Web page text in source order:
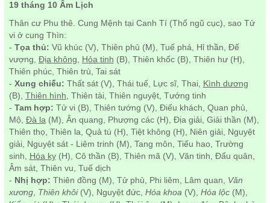
19 tháng 10 Âm Lịch
Thân cư Phu thê. Cung Mệnh tại Canh Tí (Thổ ngũ cục), sao Tử
vi ở cung Thìn:
- Tọa thủ: Vũ khúc (V), Thiên phủ (M), Tuế phá, Hỉ thần, Đế
vượng, Địa không Hỏa tinh (B), Thiên khốc (B), Thiên hư (H),
Thiên phúc, Thiên trù, Tai sát
- Xung chiếu: Thất sát (V), Thái tuế, Lực sĩ, Thai, Kình dương
(B), Thiên hình , Thiên tài, Thiên nguyệt, Tướng tinh
- Tam hợp: Tử vi (B), Thiên tướng (V), Điếu khách, Quan phủ,
Mộ, Đà la (M), Ân quang, Phượng các (H), Địa giải, Giải thần (M),
Thiên thọ, Thiên la, Quả tú (H), Tiệt không (H), Niên giải, Nguyệt
giải, Nguyệt sát - Liêm trinh (M), Tang môn, Tiểu hao, Trường
sinh, Hóa kỵ(H), Cô thần (B), Thiên mã (V), Văn tinh, Đẩu quân,
Âm sát, Thiên vu, Tuế dịch
- Nhị hợp: Thiên đồng (M), Tử phù, Phi liêm, Lâm quan, Văn
xương, Thiên khôi(V), Nguyệt đức, Hóa khoa (V), Hóa lộc(M),